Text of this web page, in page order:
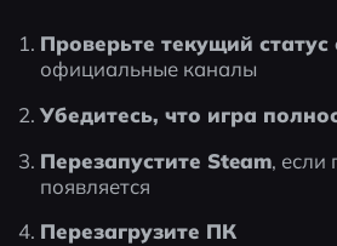
Проверьте текущий статус
официальные каналы
Убедитесь, что игра
Перезапустите Steam, если
появляется
Перезагрузите ПК